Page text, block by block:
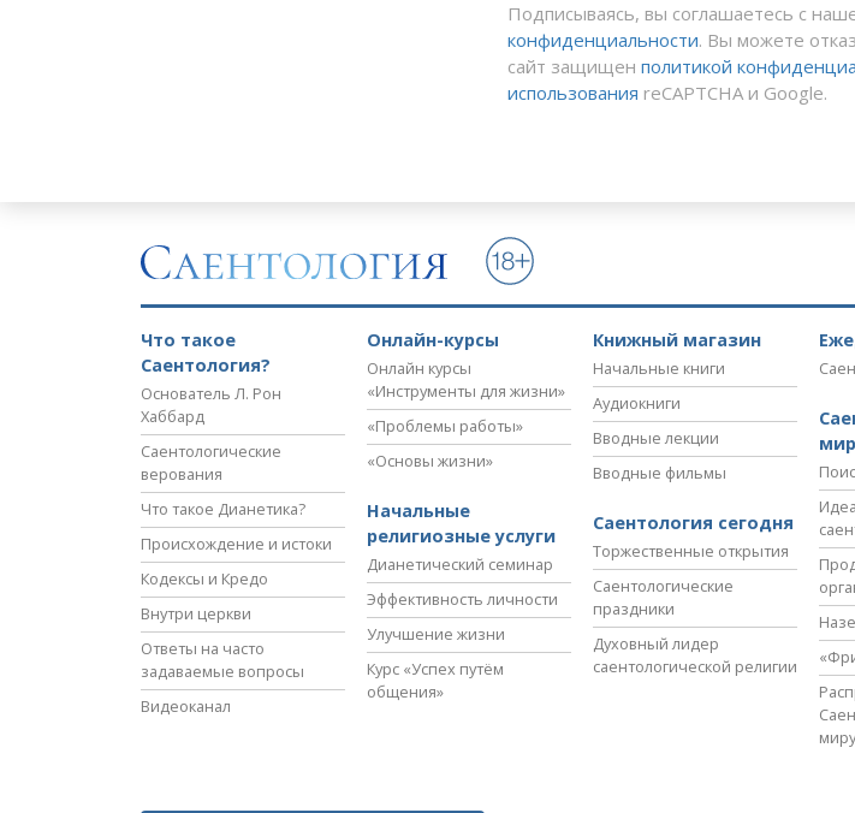
Подписываясь, вы соглашаетесь с
конфиденциальности. Вы можете
сайт защищен политикой
использования reCAPTCHA и Google.
Что такое
Саентология?
Основатель Л. Рон
Хаббард
Саентологические
верования
Что такое Дианетика?
Происхождение и истоки
Кодексы и Кредо
Внутри церкви
Ответы на часто
задаваемые вопросы
Видеоканал
Онлайн-курсы
Онлайн курсы
«Инструменты для жизни»
«Проблемы работы»
«Основы жизни»
Начальные
религиозные услуги
Дианетический семинар
Эффективность личности
Улучшение жизни
Курс «Успех путём
общения»
Книжный магазин
Начальные книги
Аудиокниги
Вводные лекции
Вводные фильмы
Саентология сегодня
Торжественные открытия
Саентологические
праздники
Духовный лидер
саентологической религии
миру